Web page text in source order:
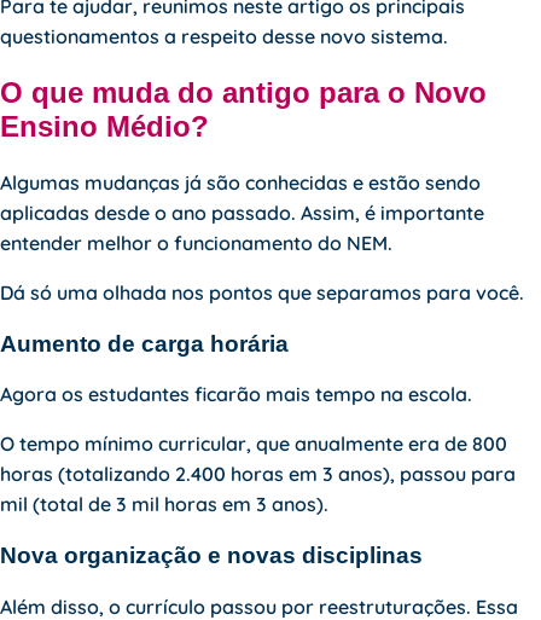
Para te ajudar, reunimos neste artigo os principais
questionamentos a respeito desse novo sistema.
O que muda do antigo para o Novo
Ensino Médio?
Algumas mudanças já são conhecidas e estão sendo
aplicadas desde o ano passado. Assim, é importante
entender melhor o funcionamento do NEM.
Dá só uma olhada nos pontos que separamos para você.
Aumento de carga horária
Agora os estudantes ficarão mais tempo na escola.
O tempo mínimo curricular, que anualmente era de 800
horas (totalizando 2.400 horas em 3 anos), passou para
mil (total de 3 mil horas em 3 anos).
Nova organização e novas disciplinas
Além disso, o currículo passou por reestruturações. Essa